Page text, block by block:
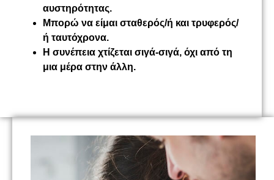
αυστηρότητας.
Μπορώ να είμαι σταθερός/ή και τρυφερός/
ή ταυτόχρονα.
Η συνέπεια χτίζεται σιγά‑σιγά, όχι από τη
μια μέρα στην άλλη.